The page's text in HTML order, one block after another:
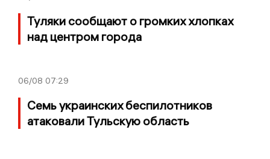
Туляки сообщают о громких хлопках
над центром города
06/08 07:29
Семь украинских беспилотников
атаковали Тульскую область